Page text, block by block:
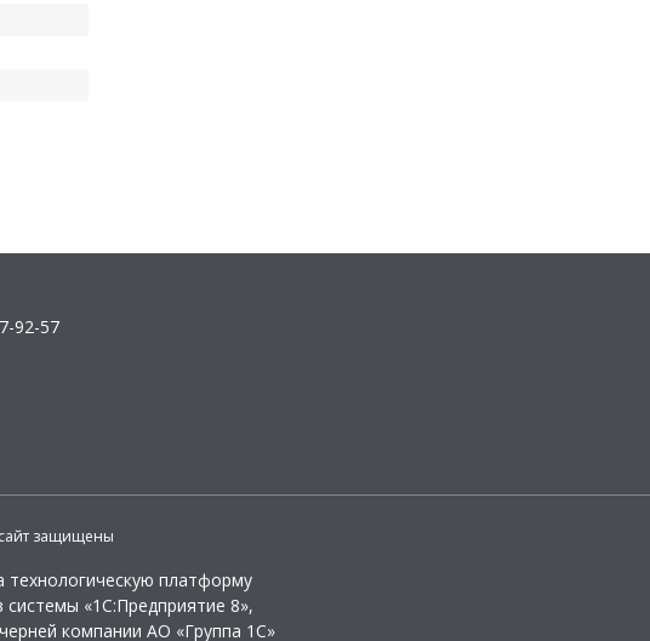
92-57
защищены
технологическую платформу
«1С:Предприятие 8»,
компании АО «Группа 1С»